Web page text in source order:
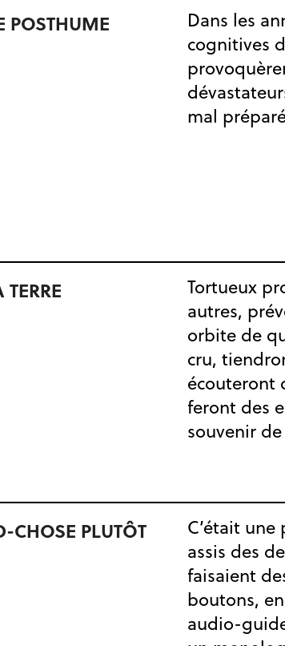
POSTHUME
Dans les
cognitives
mal
Tortueux
autres,
orbite de
cru,
écouteront
feront des
souvenir
CHOSE PLUTÔT
C’était une
assis des
faisaient
boutons,
audio-